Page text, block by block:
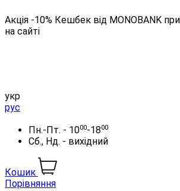
Акція -10% Кешбек від MONOBANK
на сайті
укр
рус
Пн.-Пт. - 1000-1800
Сб., Нд. - вихідний
Кошик
Порівняння